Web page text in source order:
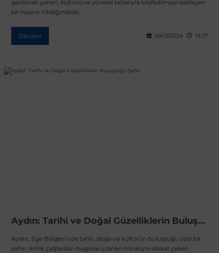
gezilecek yerleri, kültürü ve yöresel tatlarıyla keşfedilmeyi bekleyen
bir hazine niteliğindedir.
Devamı 09/12/2024 19:07
Aydın: Tarihi ve Doğal Güzelliklerin Buluştuğu Şehir
Aydın, Ege Bölgesi’nde tarih, doğa ve kültürün buluştuğu özel bir
şehir. Antik çağlardan bugüne uzanan mirasıyla dikkat çeken